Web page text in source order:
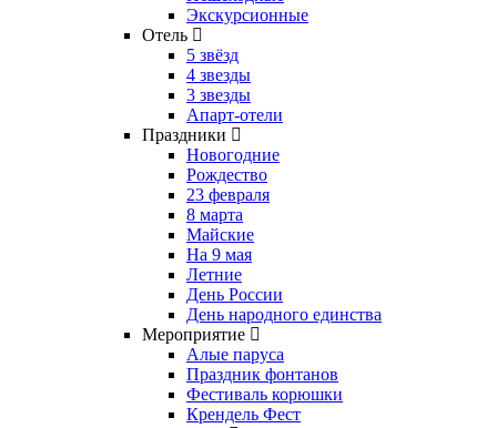
Экскурсионные
Отель
5 звёзд
4 звезды
3 звезды
Апарт-отели
Праздники
Новогодние
Рождество
23 февраля
8 марта
Майские
На 9 мая
Летние
День России
День народного единства
Мероприятие
Алые паруса
Праздник фонтанов
Фестиваль корюшки
Крендель Фест